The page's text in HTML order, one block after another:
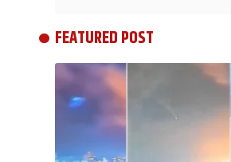
FEATURED POST